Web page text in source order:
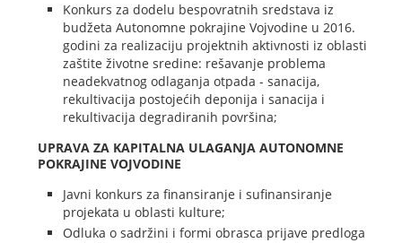
Konkurs za dodelu bespovratnih sredstava iz
budžeta Autonomne pokrajine Vojvodine u 2016.
godini za realizaciju projektnih aktivnosti iz oblasti
zaštite životne sredine: rešavanje problema
neadekvatnog odlaganja otpada - sanacija,
rekultivacija postojećih deponija i sanacija i
rekultivacija degradiranih površina;
UPRAVA ZA KAPITALNA ULAGANJA AUTONOMNE
POKRAJINE VOJVODINE
Javni konkurs za finansiranje i sufinansiranje
projekata u oblasti kulture;
Odluka o sadržini i formi obrasca prijave predloga